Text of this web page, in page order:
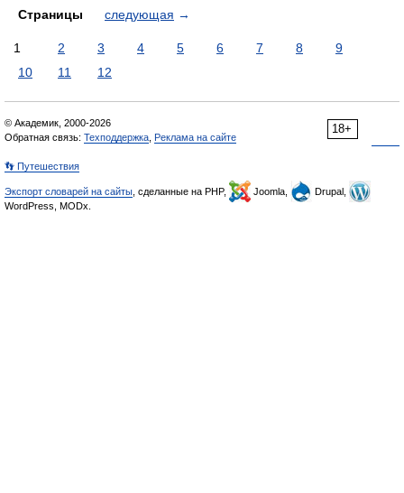
Страницы следующая →
1 2 3 4 5 6 7 8
9
10
11 12
18+
© Академик, 2000-2026
Обратная связь: Техподдержка Реклама на сайте
👣 Путешествия
Экспорт словарей на сайты , сделанные на PHP, Joomla,
Drupal,
WordPress, MODx.